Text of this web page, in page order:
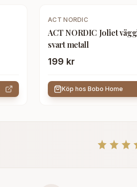
ACT NORDIC
ACT NORDIC Joliet
svart metall
199 kr
Köp hos Bobo Home